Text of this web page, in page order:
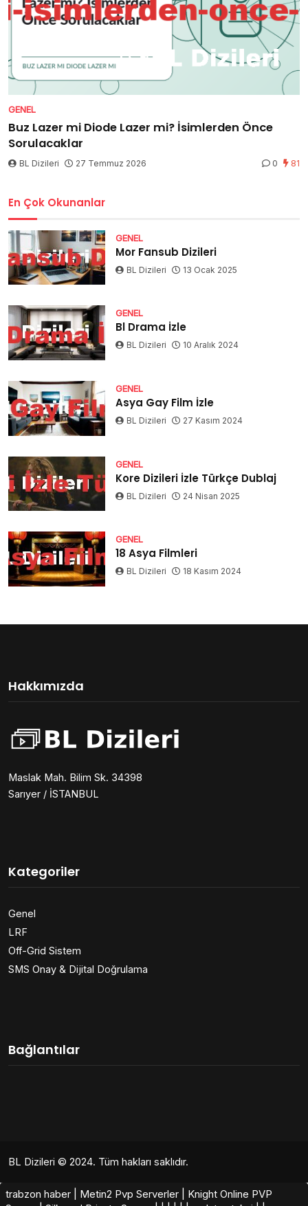
GENEL
Buz Lazer mi Diode Lazer mi? İsimlerden Önce
Sorulacaklar
BL Dizileri 27 Temmuz 2026 0 81
En Çok Okunanlar
GENEL
Mor Fansub Dizileri
BL Dizileri 13 Ocak 2025
GENEL
Bl Drama İzle
BL Dizileri 10 Aralık 2024
GENEL
Asya Gay Film İzle
BL Dizileri 27 Kasım 2024
GENEL
Kore Dizileri İzle Türkçe Dublaj
BL Dizileri 24 Nisan 2025
GENEL
18 Asya Filmleri
BL Dizileri 18 Kasım 2024
Hakkımızda
Maslak Mah. Bilim Sk. 34398
Sarıyer / İSTANBUL
Kategoriler
Genel
LRF
Off-Grid Sistem
SMS Onay & Dijital Doğrulama
Bağlantılar
BL Dizileri © 2024. Tüm hakları saklıdır.
trabzon haber Metin2 Pvp Serverler
Knight Online PVP